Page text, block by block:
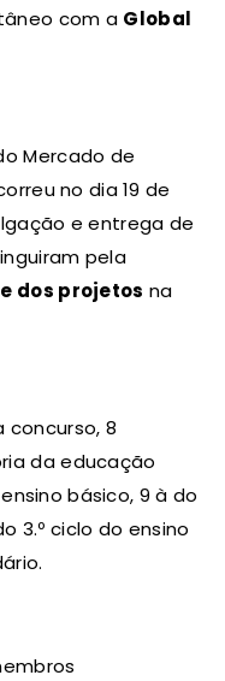
com a Global
Mercado de
no dia 19 de
e entrega de
pela
dos projetos na
concurso, 8
da educação
básico, 9 à do
3.º ciclo do ensino